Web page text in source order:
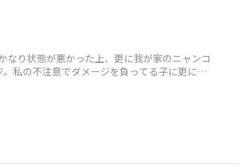
なり状態が悪かった上、更に我が家のニャンコ
。私の不注意でダメージを負ってる子に更にダ